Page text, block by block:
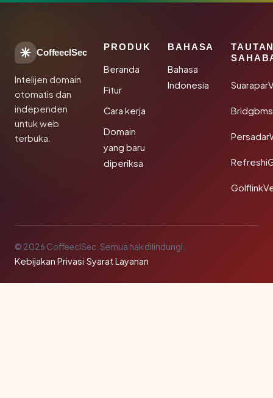
CoffeeclSec
Intelijen domain
otomatis dan
independen
untuk web
terbuka.
PRODUK
Beranda
Fitur
Cara kerja
Domain
yang baru
diperiksa
BAHASA
Bahasa
Indonesia
© 2026 CoffeeclSec. Semua hak dilindungi.
Kebijakan Privasi·Syarat Layanan